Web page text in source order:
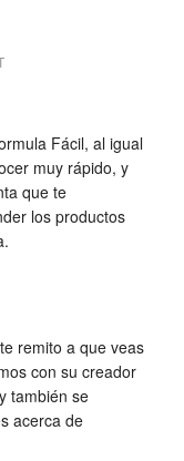
Fácil, al igual
muy rápido, y
que te
los productos
remito a que veas
con su creador
también se
acerca de